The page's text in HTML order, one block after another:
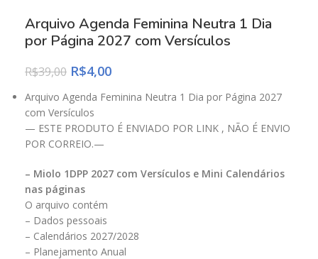
Arquivo Agenda Feminina Neutra 1 Dia
por Página 2027 com Versículos
R$39,00 R$4,00
Arquivo Agenda Feminina Neutra 1 Dia por Página 2027
com Versículos
— ESTE PRODUTO É ENVIADO POR LINK , NÃO É ENVIO
POR CORREIO.—
– Miolo 1DPP 2027 com Versículos e Mini Calendários
nas páginas
O arquivo contém
– Dados pessoais
– Calendários 2027/2028
– Planejamento Anual